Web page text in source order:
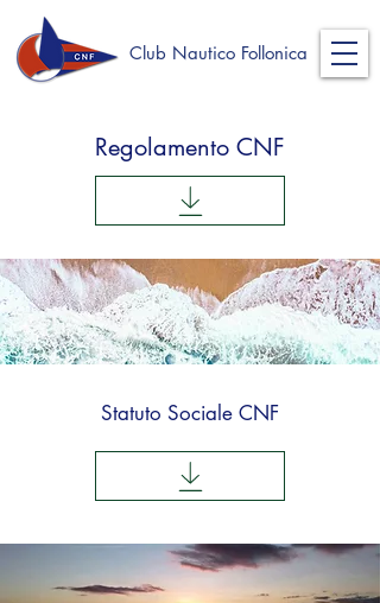
Club Nautico Follonica
Regolamento CNF
Statuto Sociale CNF